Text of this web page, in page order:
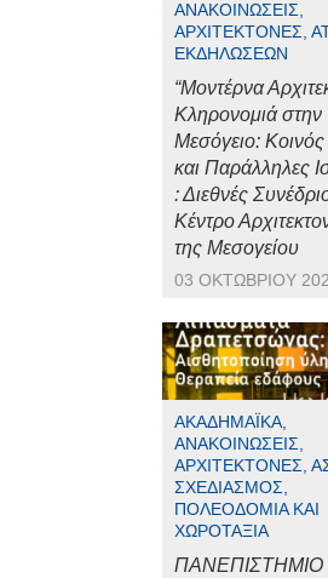
ΑΝΑΚΟΙΝΏΣΕΙΣ,
ΑΡΧΙΤΈΚΤΟΝΕΣ,
ΕΚΔΗΛΏΣΕΩΝ
“Μοντέρνα
Κληρονομιά στην
Μεσόγειο:
και Παράλληλες
: Διεθνές
Κέντρο
της Μεσογείου
03 ΟΚΤΩΒΡΊΟΥ
ΑΚΑΔΗΜΑΪΚΆ,
ΑΝΑΚΟΙΝΏΣΕΙΣ,
ΑΡΧΙΤΈΚΤΟΝΕΣ,
ΣΧΕΔΙΑΣΜΌΣ,
ΠΟΛΕΟΔΟΜΊΑ ΚΑΙ
ΧΩΡΟΤΑΞΊΑ
ΠΑΝΕΠΙΣΤΗΜΙΟ